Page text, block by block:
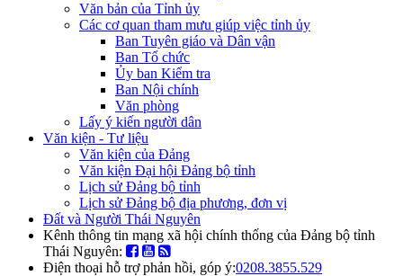
Văn bản của Tỉnh ủy
Các cơ quan tham mưu giúp việc tỉnh ủy
Ban Tuyên giáo và Dân vận
Ban Tổ chức
Ủy ban Kiểm tra
Ban Nội chính
Văn phòng
Lấy ý kiến người dân
Văn kiện - Tư liệu
Văn kiện của Đảng
Văn kiện Đại hội Đảng bộ tỉnh
Lịch sử Đảng bộ tỉnh
Lịch sử Đảng bộ địa phương, đơn vị
Đất và Người Thái Nguyên
Kênh thông tin mạng xã hội chính thống của Đảng bộ tỉnh
Thái Nguyên:
Điện thoại hỗ trợ phản hồi, góp ý:0208.3855.529